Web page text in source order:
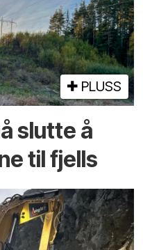
PLUSS
slutte å
til fjells